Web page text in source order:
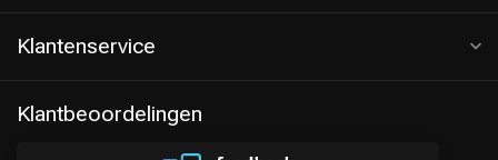
Klantenservice
Klantbeoordelingen